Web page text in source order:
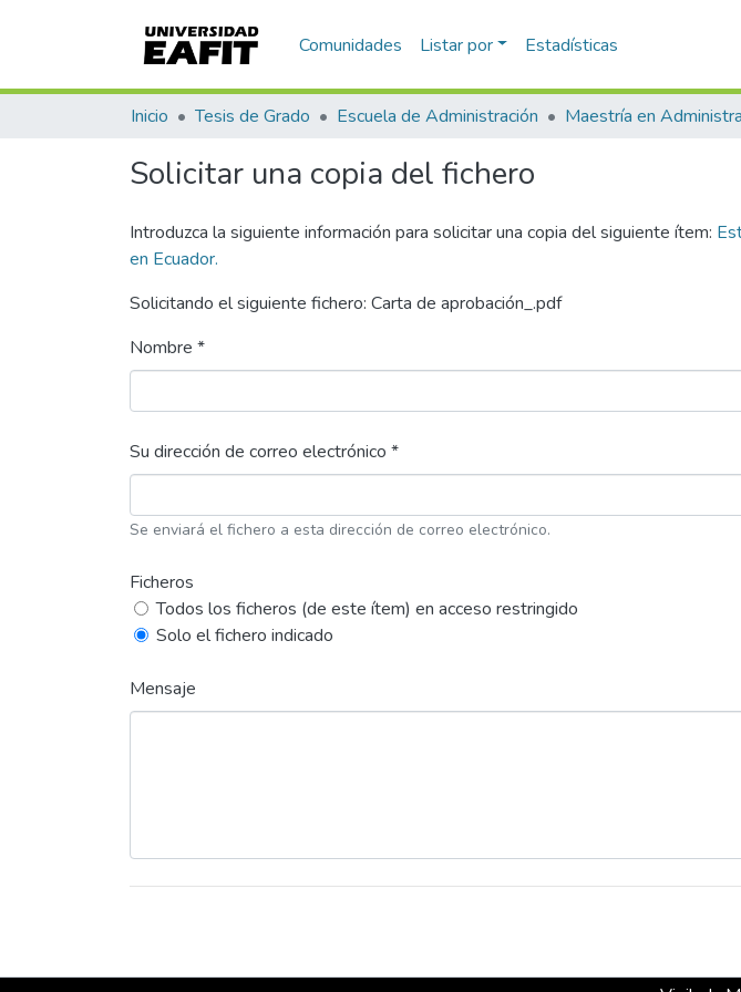
Comunidades Listar por Estadísticas
Inicio Tesis de Grado Escuela de Administración
Solicitar una copia del fichero
Introduzca la siguiente información para solicitar una copia del siguiente ítem:
en Ecuador.
Solicitando el siguiente fichero: Carta de aprobación_.pdf
Nombre *
Su dirección de correo electrónico *
Se enviará el fichero a esta dirección de correo electrónico.
Ficheros
Todos los ficheros (de este ítem) en acceso restringido
Solo el fichero indicado
Mensaje